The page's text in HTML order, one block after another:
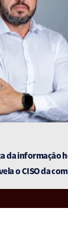
da informação
o CISO da